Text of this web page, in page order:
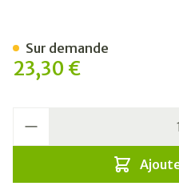
23,30 €
Sur demande